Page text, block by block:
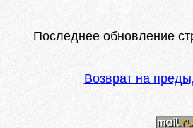
Последнее обновление
Возврат на